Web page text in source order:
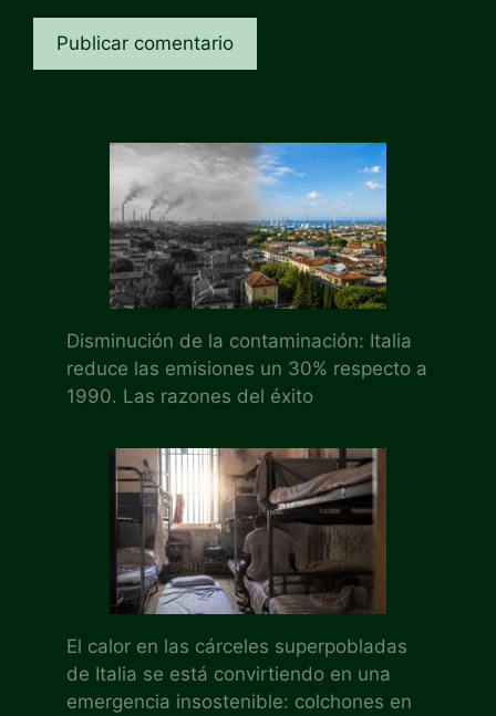
Disminución de la contaminación: Italia
reduce las emisiones un 30% respecto a
1990. Las razones del éxito
El calor en las cárceles superpobladas
de Italia se está convirtiendo en una
emergencia insostenible: colchones en